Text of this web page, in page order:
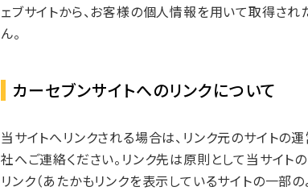
ェブサイトから、お客様の個人情報を用いて取得さ
ん。
カーセブンサイトへのリンクについて
当サイトへリンクされる場合は、リンク元のサイト
社へご連絡ください。リンク先は原則として当サイト
リンク（あたかもリンクを表示しているサイトの一部